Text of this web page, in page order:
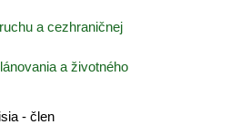
a cezhraničnej
a životného
- člen